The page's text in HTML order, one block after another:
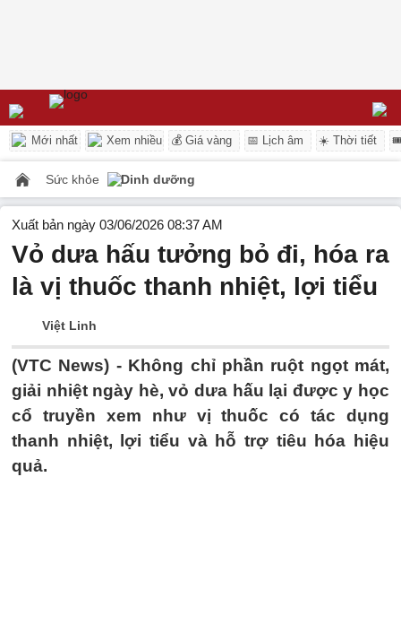
Mới nhất Xem nhiều 💰 Giá vàng 📅 Lịch âm ☀️ Thời tiết
Sức khỏe Dinh dưỡng
Xuất bản ngày 03/06/2026 08:37 AM
Vỏ dưa hấu tưởng bỏ đi, hóa ra
là vị thuốc thanh nhiệt, lợi tiểu
Việt Linh
(VTC News) - Không chỉ phần ruột ngọt mát,
giải nhiệt ngày hè, vỏ dưa hấu lại được y học
cổ truyền xem như vị thuốc có tác dụng
thanh nhiệt, lợi tiểu và hỗ trợ tiêu hóa hiệu
quả.